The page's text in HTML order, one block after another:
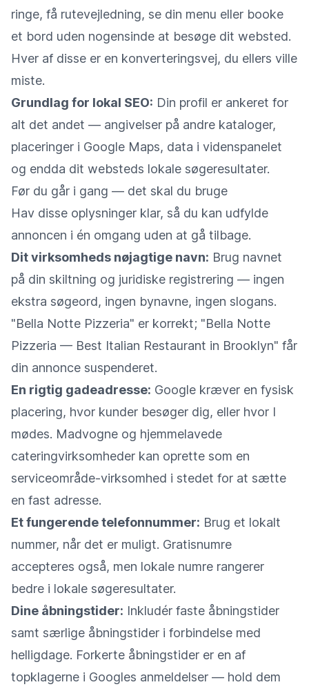
ringe, få rutevejledning, se din menu eller booke
et bord uden nogensinde at besøge dit websted.
Hver af disse er en konverteringsvej, du ellers ville
miste.
Grundlag for lokal SEO: Din profil er ankeret for
alt det andet — angivelser på andre kataloger,
placeringer i Google Maps, data i videnspanelet
og endda dit websteds lokale søgeresultater.
Før du går i gang — det skal du bruge
Hav disse oplysninger klar, så du kan udfylde
annoncen i én omgang uden at gå tilbage.
Dit virksomheds nøjagtige navn: Brug navnet
på din skiltning og juridiske registrering — ingen
ekstra søgeord, ingen bynavne, ingen slogans.
"Bella Notte Pizzeria" er korrekt; "Bella Notte
Pizzeria — Best Italian Restaurant in Brooklyn" får
din annonce suspenderet.
En rigtig gadeadresse: Google kræver en fysisk
placering, hvor kunder besøger dig, eller hvor I
mødes. Madvogne og hjemmelavede
cateringvirksomheder kan oprette som en
serviceområde-virksomhed i stedet for at sætte
en fast adresse.
Et fungerende telefonnummer: Brug et lokalt
nummer, når det er muligt. Gratisnumre
accepteres også, men lokale numre rangerer
bedre i lokale søgeresultater.
Dine åbningstider: Inkludér faste åbningstider
samt særlige åbningstider i forbindelse med
helligdage. Forkerte åbningstider er en af
topklagerne i Googles anmeldelser — hold dem